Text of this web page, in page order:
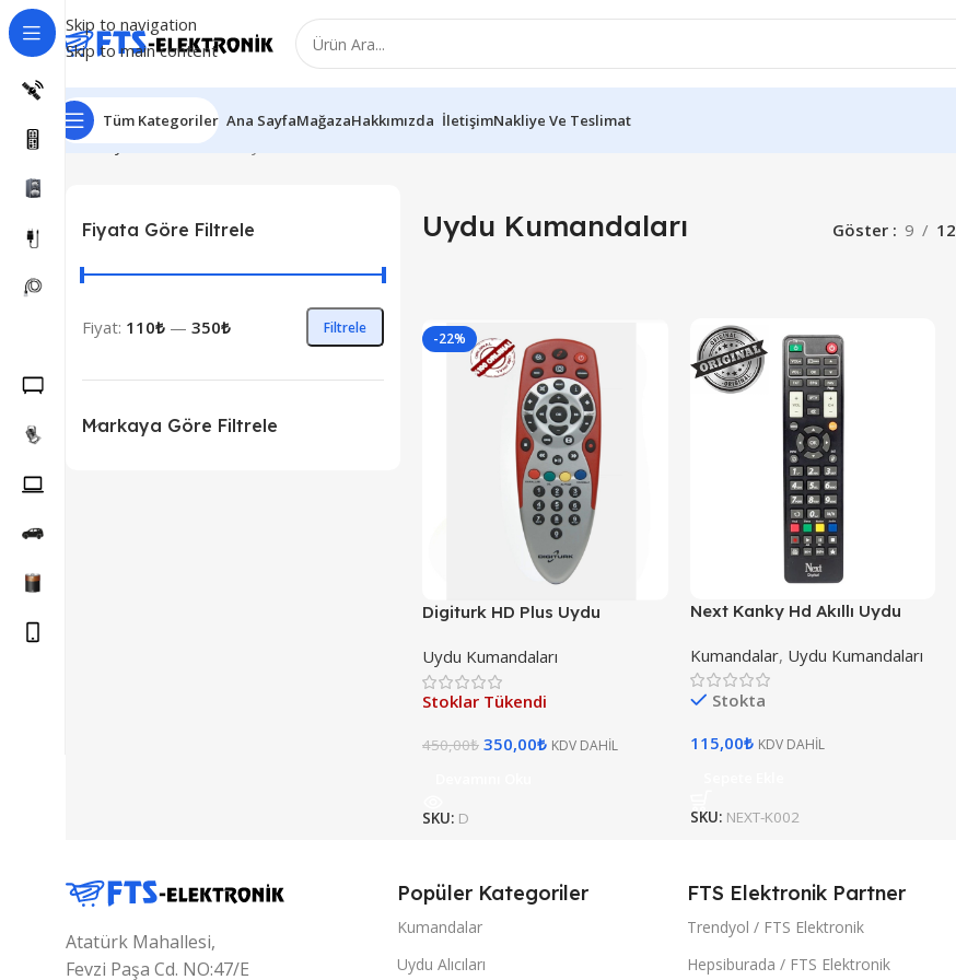
Skip to navigation
Skip to main content
Tüm Kategoriler Ana SayfaMağazaHakkımızda İletişimNakliye Ve Teslimat
Ana Sayfa Kumandalar
Fiyata Göre Filtrele
Filtrele
Fiyat: 110₺ — 350₺
Markaya Göre Filtrele
Uydu Kumandaları Göster 9 12
-22%
Digiturk HD Plus Uydu
DIGITURK KIRMIZI
KUMANDA [ ORJİNAL ]
Uydu Kumandaları
Stoklar Tükendi
450,00₺ 350,00₺ KDV DAHİL
SKU: D
Next Kanky Hd Akıllı Uydu
Kumandalar, Uydu Kumandaları
Stokta
115,00₺ KDV DAHİL
SKU: NEXT-K002
Atatürk Mahallesi,
Fevzi Paşa Cd. NO:47/E
Popüler Kategoriler
Kumandalar
Uydu Alıcıları
FTS Elektronik Partner
Trendyol / FTS Elektronik
Hepsiburada / FTS Elektronik